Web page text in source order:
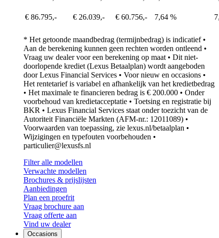
€ 86.795,- € 26.039,- € 60.756,- 7,64 %
* Het getoonde maandbedrag (termijnbedrag) is indicatief •
Aan de berekening kunnen geen rechten worden ontleend •
Vraag uw dealer voor een berekening op maat • Dit niet-
doorlopende krediet (Lexus Betaalplan) wordt aangeboden
door Lexus Financial Services • Voor nieuw en occasions •
Het rentetarief is variabel en afhankelijk van het kredietbedrag
• Het maximale te financieren bedrag is € 200.000 • Onder
voorbehoud van kredietacceptatie • Toetsing en registratie bij
BKR • Lexus Financial Services staat onder toezicht van de
Autoriteit Financiële Markten (AFM-nr.: 12011089) •
Voorwaarden van toepassing, zie lexus.nl/betaalplan •
Wijzigingen en typefouten voorbehouden •
particulier@lexusfs.nl
Filter alle modellen
Verwachte modellen
Brochures & prijslijsten
Aanbiedingen
Opens in new window
Plan een proefrit
Opens in new window
Vraag brochure aan
Opens in new window
Vraag offerte aan
Vind uw dealer
Occasions